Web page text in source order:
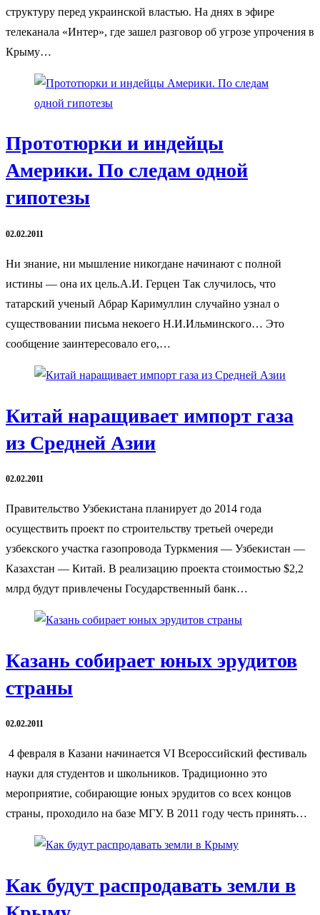
структуру перед украинской властью. На днях в эфире
телеканала «Интер», где зашел разговор об угрозе упрочения в
Крыму…
Прототюрки и индейцы
Америки. По следам одной
гипотезы
02.02.2011
Ни знание, ни мышление никогдане начинают с полной
истины — она их цель.А.И. Герцен Так случилось, что
татарский ученый Абрар Каримуллин случайно узнал о
существовании письма некоего Н.И.Ильминского… Это
сообщение заинтересовало его,…
Китай наращивает импорт газа
из Средней Азии
02.02.2011
Правительство Узбекистана планирует до 2014 года
осуществить проект по строительству третьей очереди
узбекского участка газопровода Туркмения — Узбекистан —
Казахстан — Китай. В реализацию проекта стоимостью $2,2
млрд будут привлечены Государственный банк…
Казань собирает юных эрудитов
страны
02.02.2011
4 февраля в Казани начинается VI Всероссийский фестиваль
науки для студентов и школьников. Традиционно это
мероприятие, собирающие юных эрудитов со всех концов
страны, проходило на базе МГУ. В 2011 году честь принять…
Как будут распродавать земли в